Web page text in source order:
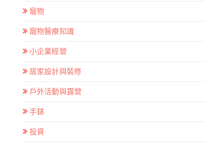
寵物
寵物醫療知識
小企業經營
居家設計與裝修
戶外活動與露營
手錶
投資